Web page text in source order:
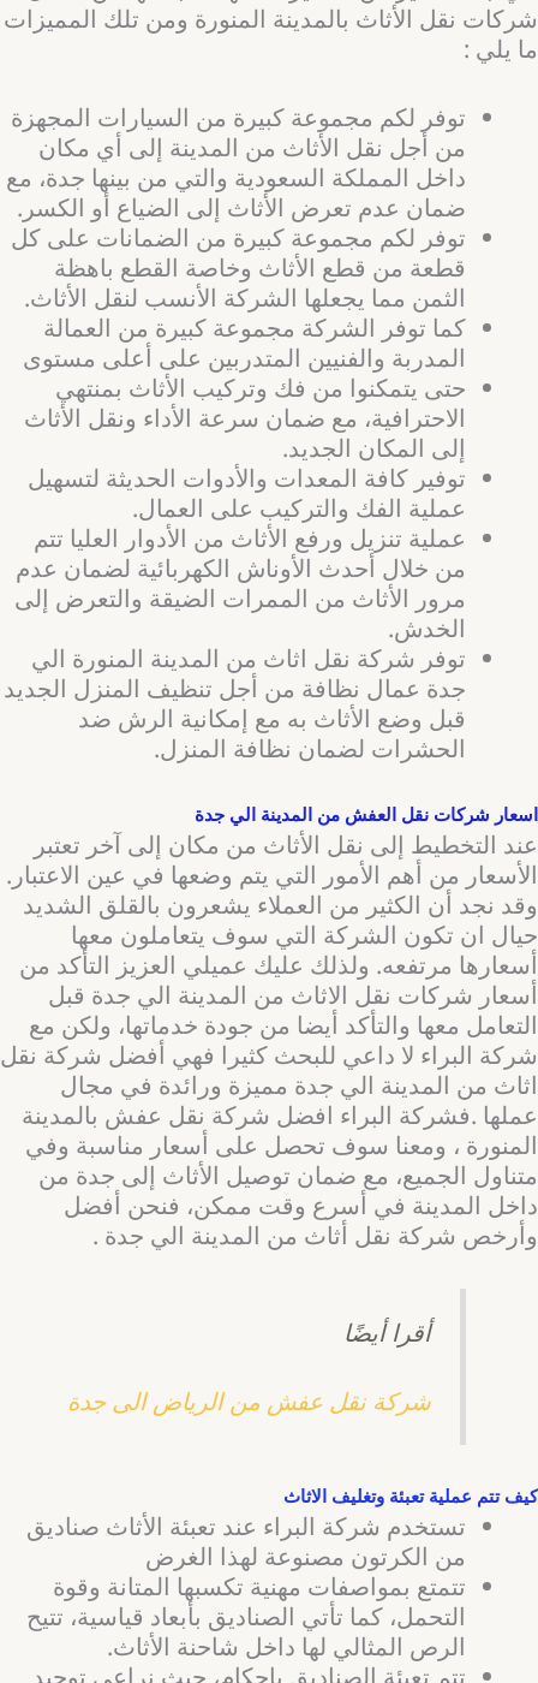
شركات نقل الأثاث بالمدينة المنورة ومن تلك المميزات
ما يلي :
توفر لكم مجموعة كبيرة من السيارات المجهزة
من أجل نقل الأثاث من المدينة إلى أي مكان
داخل المملكة السعودية والتي من بينها جدة، مع
ضمان عدم تعرض الأثاث إلى الضياع أو الكسر.
توفر لكم مجموعة كبيرة من الضمانات على كل
قطعة من قطع الأثاث وخاصة القطع باهظة
الثمن مما يجعلها الشركة الأنسب لنقل الأثاث.
كما توفر الشركة مجموعة كبيرة من العمالة
المدربة والفنيين المتدربين على أعلى مستوى
حتى يتمكنوا من فك وتركيب الأثاث بمنتهي
الاحترافية، مع ضمان سرعة الأداء ونقل الأثاث
إلى المكان الجديد.
توفير كافة المعدات والأدوات الحديثة لتسهيل
عملية الفك والتركيب على العمال.
عملية تنزيل ورفع الأثاث من الأدوار العليا تتم
من خلال أحدث الأوناش الكهربائية لضمان عدم
مرور الأثاث من الممرات الضيقة والتعرض إلى
الخدش.
توفر شركة نقل اثاث من المدينة المنورة الي
جدة عمال نظافة من أجل تنظيف المنزل الجديد
قبل وضع الأثاث به مع إمكانية الرش ضد
الحشرات لضمان نظافة المنزل.
اسعار شركات نقل العفش من المدينة الي جدة
عند التخطيط إلى نقل الأثاث من مكان إلى آخر تعتبر
الأسعار من أهم الأمور التي يتم وضعها في عين الاعتبار.
وقد نجد أن الكثير من العملاء يشعرون بالقلق الشديد
حيال ان تكون الشركة التي سوف يتعاملون معها
أسعارها مرتفعه. ولذلك عليك عميلي العزيز التأكد من
أسعار شركات نقل الاثاث من المدينة الي جدة قبل
التعامل معها والتأكد أيضا من جودة خدماتها، ولكن مع
شركة البراء لا داعي للبحث كثيرا فهي أفضل شركة نقل
اثاث من المدينة الي جدة مميزة ورائدة في مجال
عملها .فشركة البراء افضل شركة نقل عفش بالمدينة
المنورة ، ومعنا سوف تحصل على أسعار مناسبة وفي
متناول الجميع، مع ضمان توصيل الأثاث إلى جدة من
داخل المدينة في أسرع وقت ممكن، فنحن أفضل
وأرخص شركة نقل أثاث من المدينة الي جدة .
أقرا أيضًا
شركة نقل عفش من الرياض الى جدة
كيف تتم عملية تعبئة وتغليف الاثاث
تستخدم شركة البراء عند تعبئة الأثاث صناديق
من الكرتون مصنوعة لهذا الغرض
تتمتع بمواصفات مهنية تكسبها المتانة وقوة
التحمل، كما تأتي الصناديق بأبعاد قياسية، تتيح
الرص المثالي لها داخل شاحنة الأثاث.
تتم تعبئة الصناديق بإحكام، حيث نراعي توحيد